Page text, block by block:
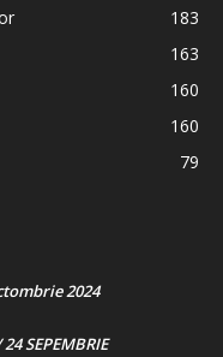
183
163
160
160
79
2024
SEPEMBRIE